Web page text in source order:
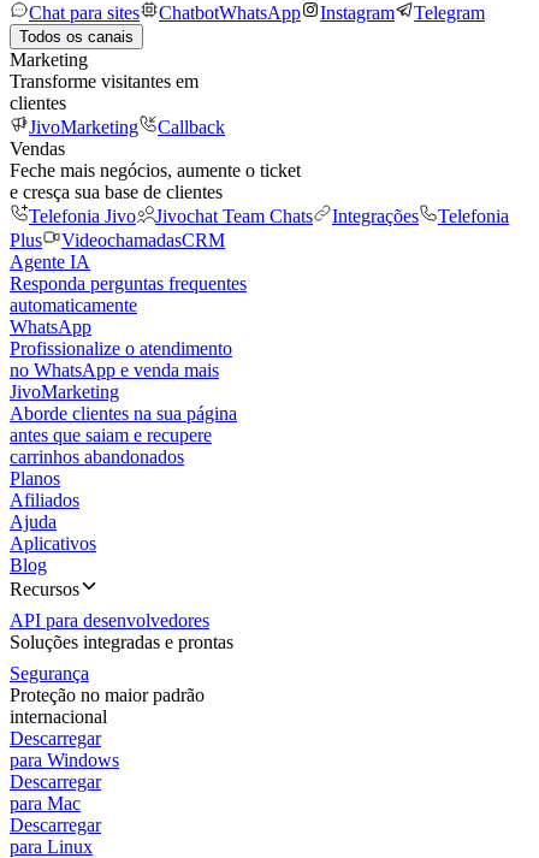
Chat para sites
ChatbotWhatsApp Instagram Telegram
Todos os canais
Marketing
Transforme visitantes em
clientes
JivoMarketing
Callback
Vendas
Feche mais negócios, aumente o ticket
e cresça sua base de clientes
Telefonia Jivo
Jivochat Team Chats Integrações
Telefonia
Plus
VideochamadasCRM
Agente IA
Responda perguntas frequentes
automaticamente
WhatsApp
Profissionalize o atendimento
no WhatsApp e venda mais
JivoMarketing
Aborde clientes na sua página
antes que saiam e recupere
carrinhos abandonados
Planos
Afiliados
Ajuda
Aplicativos
Blog
Recursos
API para desenvolvedores
Soluções integradas e prontas
Segurança
Proteção no maior padrão
internacional
Descarregar
para Windows
Descarregar
para Mac
Descarregar
para Linux